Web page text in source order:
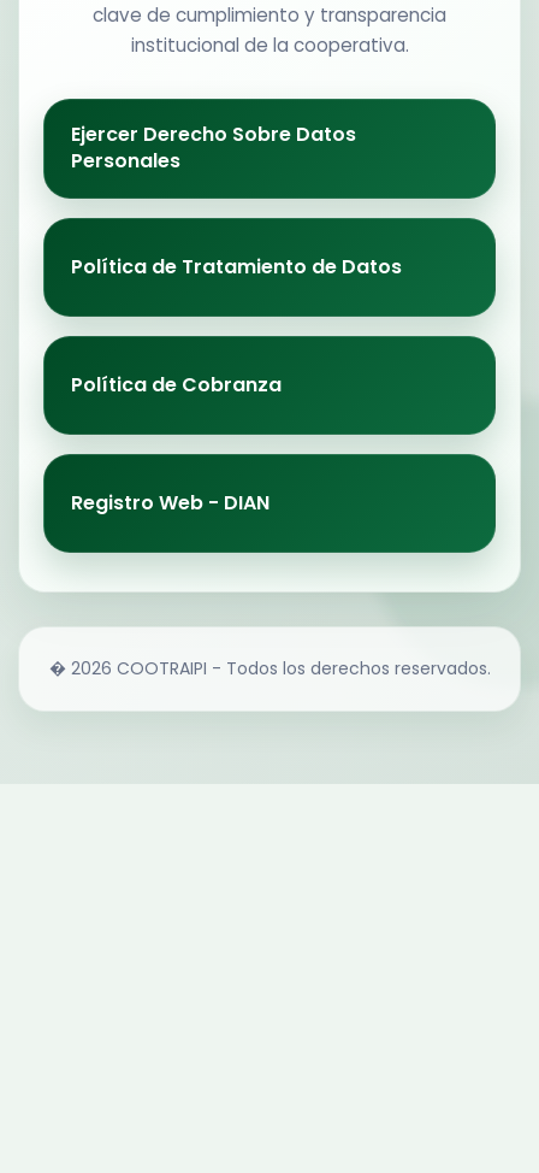
clave de cumplimiento y transparencia
institucional de la cooperativa.
Ejercer Derecho Sobre Datos
Personales
Política de Tratamiento de Datos
Política de Cobranza
Registro Web - DIAN
� 2026 COOTRAIPI - Todos los derechos reservados.